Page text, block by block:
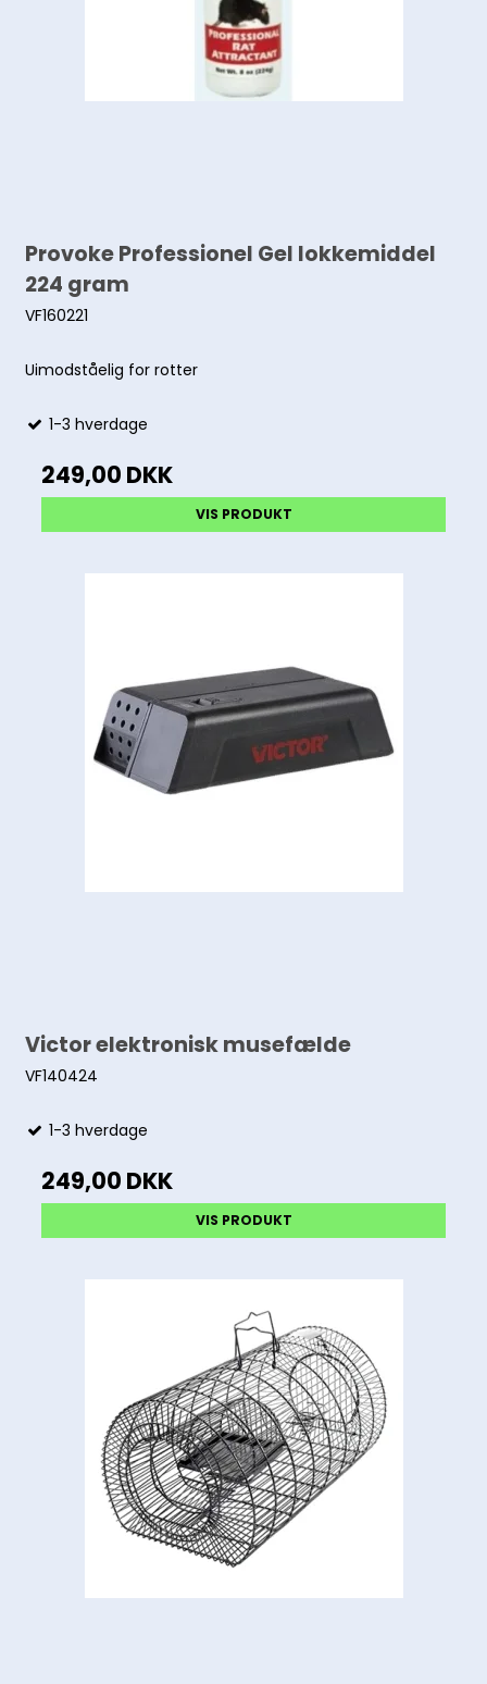
Provoke Professionel Gel lokkemiddel
224 gram
VF160221
Uimodståelig for rotter
1-3 hverdage
249,00 DKK
VIS PRODUKT
Victor elektronisk musefælde
VF140424
1-3 hverdage
249,00 DKK
VIS PRODUKT